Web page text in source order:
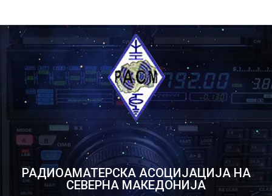
РАДИОАМАТЕРСКА АСОЦИЈАЦИЈА НА
СЕВЕРНА МАКЕДОНИЈА